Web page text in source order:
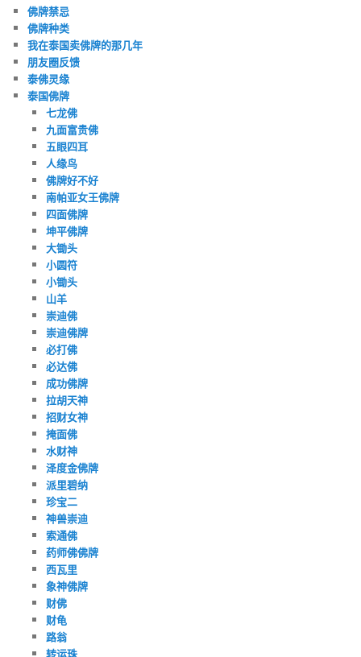
佛牌禁忌
佛牌种类
我在泰国卖佛牌的那几年
朋友圈反馈
泰佛灵缘
泰国佛牌
七龙佛
九面富贵佛
五眼四耳
人缘鸟
佛牌好不好
南帕亚女王佛牌
四面佛牌
坤平佛牌
大锄头
小圆符
小锄头
山羊
崇迪佛
崇迪佛牌
必打佛
必达佛
成功佛牌
拉胡天神
招财女神
掩面佛
水财神
泽度金佛牌
派里碧纳
珍宝二
神兽崇迪
索通佛
药师佛佛牌
西瓦里
象神佛牌
财佛
财龟
路翁
转运珠